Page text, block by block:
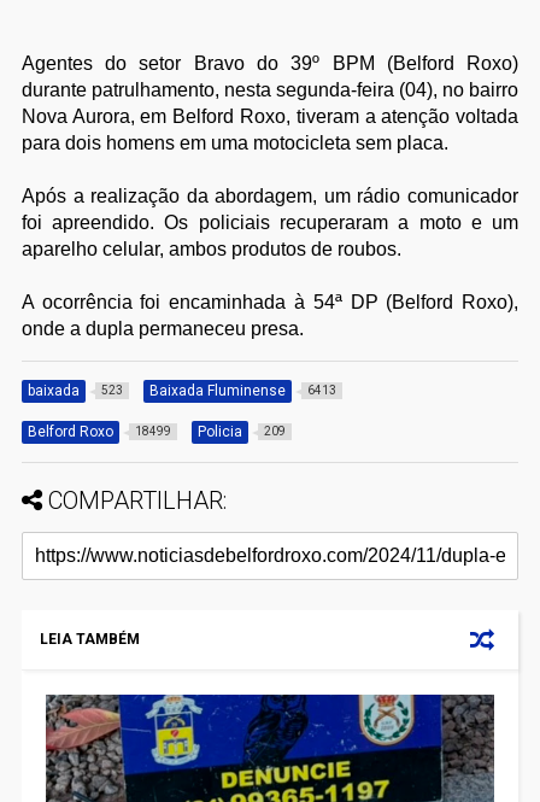
Agentes do setor Bravo do 39º BPM (Belford Roxo)
durante patrulhamento, nesta segunda-feira (04), no bairro
Nova Aurora, em Belford Roxo, tiveram a atenção voltada
para dois homens em uma motocicleta sem placa.
Após a realização da abordagem, um rádio comunicador
foi apreendido. Os policiais recuperaram a moto e um
aparelho celular, ambos produtos de roubos.
A ocorrência foi encaminhada à 54ª DP (Belford Roxo),
onde a dupla permaneceu presa.
baixada 523 Baixada Fluminense 6413
Belford Roxo 18499 Policia 209
COMPARTILHAR:
LEIA TAMBÉM